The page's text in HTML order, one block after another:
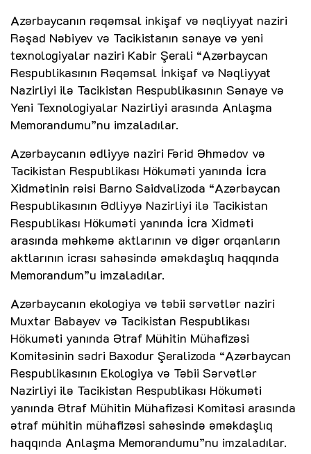
Azərbaycanın rəqəmsal inkişaf və nəqliyyat naziri
Rəşad Nəbiyev və Tacikistanın sənaye və yeni
texnologiyalar naziri Kabir Şerali “Azərbaycan
Respublikasının Rəqəmsal İnkişaf və Nəqliyyat
Nazirliyi ilə Tacikistan Respublikasının Sənaye və
Yeni Texnologiyalar Nazirliyi arasında Anlaşma
Memorandumu”nu imzaladılar.
Azərbaycanın ədliyyə naziri Fərid Əhmədov və
Tacikistan Respublikası Hökuməti yanında İcra
Xidmətinin rəisi Barno Saidvalizoda “Azərbaycan
Respublikasının Ədliyyə Nazirliyi ilə Tacikistan
Respublikası Hökuməti yanında İcra Xidməti
arasında məhkəmə aktlarının və digər orqanların
aktlarının icrası sahəsində əməkdaşlıq haqqında
Memorandum”u imzaladılar.
Azərbaycanın ekologiya və təbii sərvətlər naziri
Muxtar Babayev və Tacikistan Respublikası
Hökuməti yanında Ətraf Mühitin Mühafizəsi
Komitəsinin sədri Baxodur Şeralizoda “Azərbaycan
Respublikasının Ekologiya və Təbii Sərvətlər
Nazirliyi ilə Tacikistan Respublikası Hökuməti
yanında Ətraf Mühitin Mühafizəsi Komitəsi arasında
ətraf mühitin mühafizəsi sahəsində əməkdaşlıq
haqqında Anlaşma Memorandumu”nu imzaladılar.